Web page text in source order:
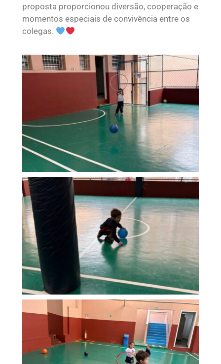
proposta proporcionou diversão, cooperação e
momentos especiais de convivência entre os
colegas.